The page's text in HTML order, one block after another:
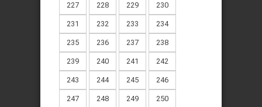
227 228 229 230
231 232 233 234
235 236 237 238
239 240 241 242
243 244 245 246
247 248 249 250